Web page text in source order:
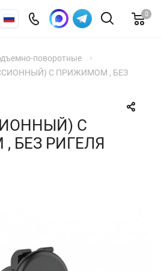
0
поворотные
С ПРИЖИМОМ , БЕЗ
С
БЕЗ РИГЕЛЯ